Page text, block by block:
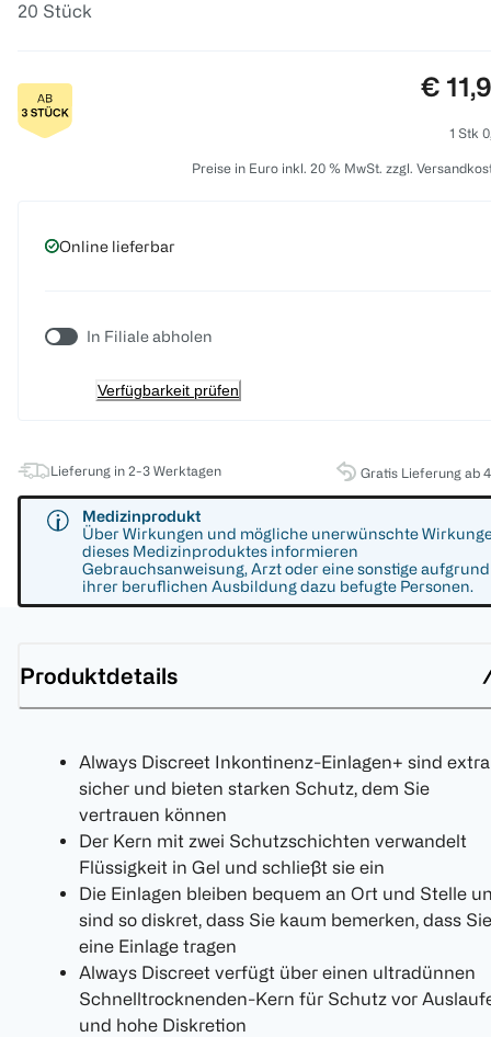
20 Stück
Preis:
€
1 Stk
Preise in Euro inkl. 20 % MwSt. zzgl.
Online lieferbar
In Filiale abholen
Verfügbarkeit prüfen
Lieferung in 2-3 Werktagen Gratis Lieferung ab
Medizinprodukt
Über Wirkungen und mögliche unerwünschte
dieses Medizinproduktes informieren
Gebrauchsanweisung, Arzt oder eine sonstige aufgrund
ihrer beruflichen Ausbildung dazu befugte Personen.
Produktdetails
Always Discreet Inkontinenz-Einlagen+ sind extra
sicher und bieten starken Schutz, dem Sie
vertrauen können
Der Kern mit zwei Schutzschichten verwandelt
Flüssigkeit in Gel und schließt sie ein
Die Einlagen bleiben bequem an Ort und Stelle
sind so diskret, dass Sie kaum bemerken, dass Sie
eine Einlage tragen
Always Discreet verfügt über einen ultradünnen
Schnelltrocknenden-Kern für Schutz vor
und hohe Diskretion